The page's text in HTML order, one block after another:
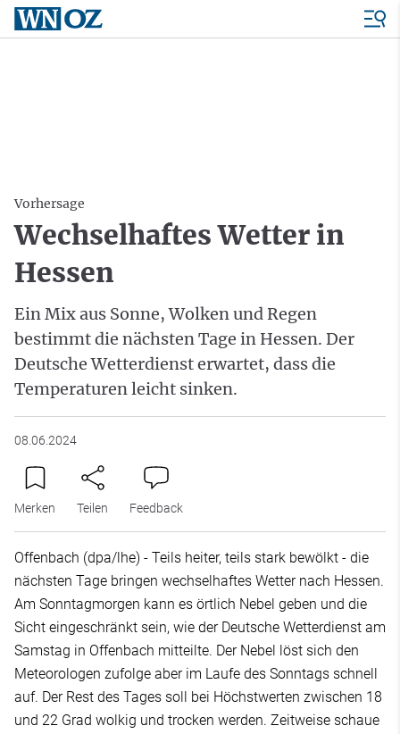
Vorhersage
Wechselhaftes Wetter in
Hessen
Ein Mix aus Sonne, Wolken und Regen
bestimmt die nächsten Tage in Hessen. Der
Deutsche Wetterdienst erwartet, dass die
Temperaturen leicht sinken.
08.06.2024
Merken Teilen Feedback
Offenbach (dpa/lhe) - Teils heiter, teils stark bewölkt - die
nächsten Tage bringen wechselhaftes Wetter nach Hessen.
Am Sonntagmorgen kann es örtlich Nebel geben und die
Sicht eingeschränkt sein, wie der Deutsche Wetterdienst am
Samstag in Offenbach mitteilte. Der Nebel löst sich den
Meteorologen zufolge aber im Laufe des Sonntags schnell
auf. Der Rest des Tages soll bei Höchstwerten zwischen 18
und 22 Grad wolkig und trocken werden. Zeitweise schaue